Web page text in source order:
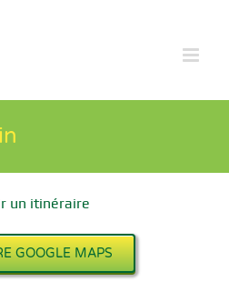
un itinéraire
GOOGLE MAPS